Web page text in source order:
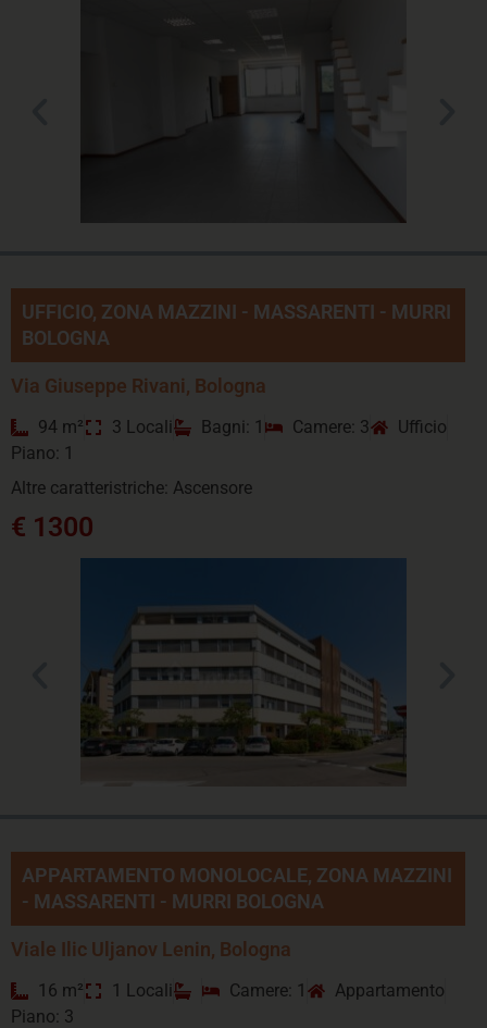
UFFICIO, ZONA MAZZINI - MASSARENTI - MURRI
BOLOGNA
Via Giuseppe Rivani, Bologna
94 m² 3 Locali Bagni: 1 Camere: 3
Ufficio
Piano: 1
Altre caratteristriche: Ascensore
€ 1300
APPARTAMENTO MONOLOCALE, ZONA MAZZINI
- MASSARENTI - MURRI BOLOGNA
Viale Ilic Uljanov Lenin, Bologna
16 m² 1 Locali Camere: 1
Appartamento
Piano: 3